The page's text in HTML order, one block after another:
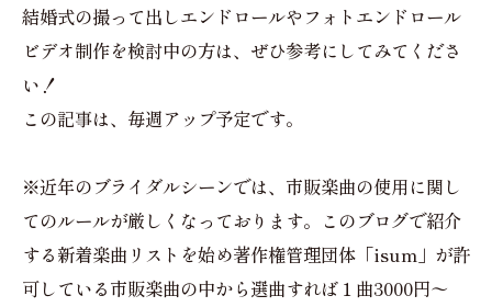
結婚式の撮って出しエンドロールやフォトエンドロール
ビデオ制作を検討中の方は、ぜひ参考にしてみてくださ
い！
この記事は、毎週アップ予定です。
※近年のブライダルシーンでは、市販楽曲の使用に関し
てのルールが厳しくなっております。このブログで紹介
する新着楽曲リストを始め著作権管理団体「isum」が許
可している市販楽曲の中から選曲すれば１曲3000円〜